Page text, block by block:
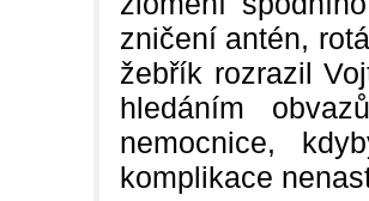
zničení antén,
žebřík rozrazil
hledáním
nemocnice,
komplikace